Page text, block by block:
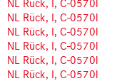
NL Rück, I, C-0570l
NL Rück, I, C-0570l
NL Rück, I, C-0570l
NL Rück, I, C-0570l
NL Rück, I, C-0570l
NL Rück, I, C-0570l